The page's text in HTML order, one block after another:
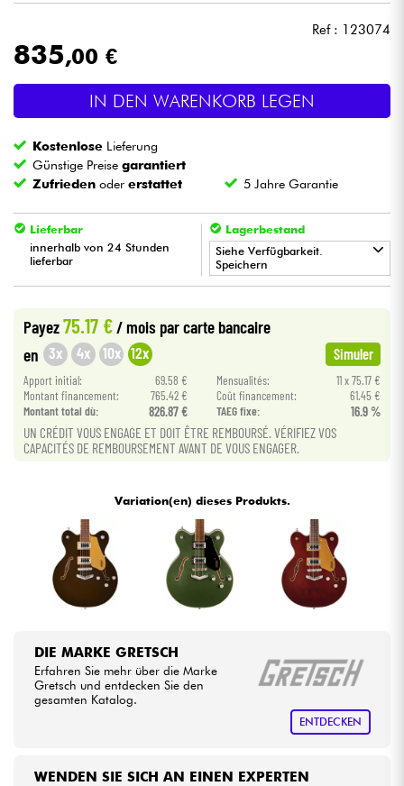
Licht
Blasinstrumente
Violinen & Quartett
Kabel & Zubehöre
HiFi
Ref : 123074
835,00 €
IN DEN WARENKORB LEGEN
Kostenlose Lieferung
Günstige Preisegarantiert
Zufrieden odererstattet 5 Jahre Garantie
Lieferbar
innerhalb von 24 Stunden
lieferbar
Lagerbestand
Siehe Verfügbarkeit.
Speichern
• TOULOUSE
Payez75.17 €/ mois par carte bancaire
en 3x 4x 10x 12x Simuler
Apport initial: 69.58 € Mensualités:
11 x 75.17 €
Montant financement:
765.42 € Coût financement:
61.45 €
Montant total dù:
826.87 € TAEG fixe: 16.9 %
UN CRÉDIT VOUS ENGAGE ET DOIT ÊTRE REMBOURSÉ. VÉRIFIEZ VOS
CAPACITÉS DE REMBOURSEMENT AVANT DE VOUS ENGAGER.
Variation(en) dieses Produkts.
DIE MARKE GRETSCH
Erfahren Sie mehr über die Marke
Gretsch und entdecken Sie den
gesamten Katalog.
ENTDECKEN
WENDEN SIE SICH AN EINEN EXPERTEN